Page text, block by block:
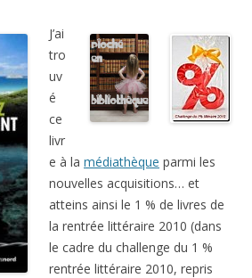
J’ai
tro
uv
é
ce
livr
e à la médiathèque parmi les
nouvelles acquisitions… et
atteins ainsi le 1 % de livres de
la rentrée littéraire 2010 (dans
le cadre du challenge du 1 %
rentrée littéraire 2010, repris